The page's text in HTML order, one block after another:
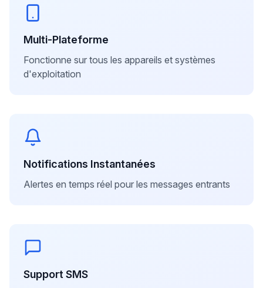
Multi-Plateforme
Fonctionne sur tous les appareils et systèmes
d'exploitation
Notifications Instantanées
Alertes en temps réel pour les messages entrants
Support SMS